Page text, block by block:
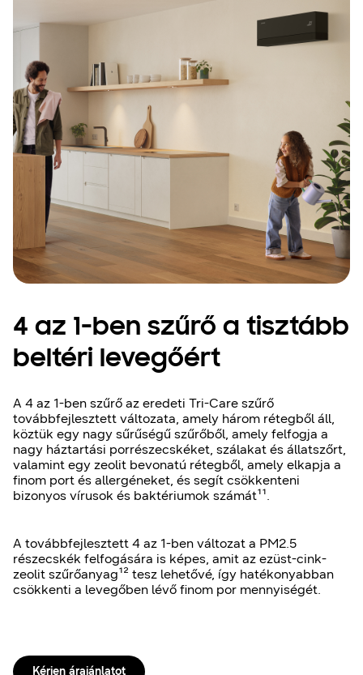
4 az 1-ben szűrő a tisztább
beltéri levegőért
A 4 az 1-ben szűrő az eredeti Tri-Care szűrő
továbbfejlesztett változata, amely három rétegből áll,
köztük egy nagy sűrűségű szűrőből, amely felfogja a
nagy háztartási porrészecskéket, szálakat és állatszőrt,
valamint egy zeolit bevonatú rétegből, amely elkapja a
finom port és allergéneket, és segít csökkenteni
bizonyos vírusok és baktériumok számát¹¹.
A továbbfejlesztett 4 az 1-ben változat a PM2.5
részecskék felfogására is képes, amit az ezüst-cink-
zeolit szűrőanyag¹² tesz lehetővé, így hatékonyabban
csökkenti a levegőben lévő finom por mennyiségét.
Kérjen árajánlatot